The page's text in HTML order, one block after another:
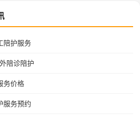
陪护服务
陪诊陪护
务价格
服务预约